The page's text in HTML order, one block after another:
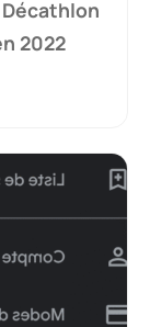
2022